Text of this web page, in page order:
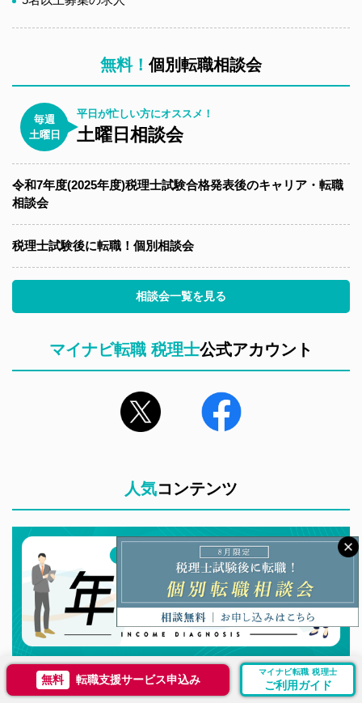
無料 転職支援サービス申込み
マイナビ転職 税理士
ご利用ガイド
無料！ 個別転職相談会
毎週
土曜日
平日が忙しい方にオススメ！
土曜日相談会
令和7年度(2025年度)税理士試験合格発表後のキャリア・転職
相談会
税理士試験後に転職！個別相談会
相談会一覧を見る
マイナビ転職 税理士公式アカウント
人気コンテンツ